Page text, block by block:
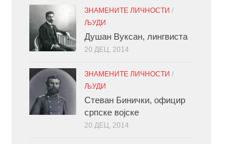
ЗНАМЕНИТЕ ЛИЧНОСТИ /
ЉУДИ
Душан Вуксан, лингвиста
20 ДЕЦ, 2014
ЗНАМЕНИТЕ ЛИЧНОСТИ /
ЉУДИ
Стеван Бинички, официр
српске војске
20 ДЕЦ, 2014